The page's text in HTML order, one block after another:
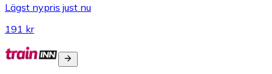
Lägst nypris just nu
191 kr